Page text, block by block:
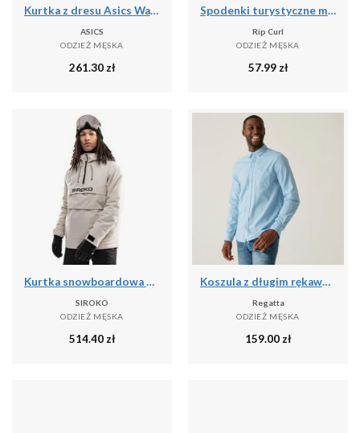
Kurtka z dresu Asics Warm-Up
ASICS
ODZIEŻ MĘSKA
261.30zł
Spodenki turystyczne męskie Rip Curl Travellers Walkshort granatowe CWADD9 28
Rip Curl
ODZIEŻ MĘSKA
57.99zł
Kurtka snowboardowa męska W6 Eriz
SIROKO
ODZIEŻ MĘSKA
514.40zł
Koszula z długim rękawem Regatta Loran
Regatta
ODZIEŻ MĘSKA
159.00zł